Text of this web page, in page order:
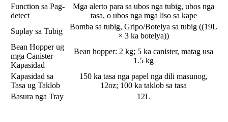
Function sa Pag-
detect
Mga alerto para sa ubos nga tubig, ubos nga
tasa, o ubos nga mga liso sa kape
Suplay sa Tubig
Bomba sa tubig, Gripo/Botelya sa tubig ((19L
× 3 ka botelya))
Bean Hopper ug
mga Canister
Kapasidad
Bean hopper: 2 kg; 5 ka canister, matag usa
1.5 kg
Kapasidad sa
Tasa ug Taklob
150 ka tasa nga papel nga dili masunog,
12oz; 100 ka taklob sa tasa
Basura nga Tray
12L